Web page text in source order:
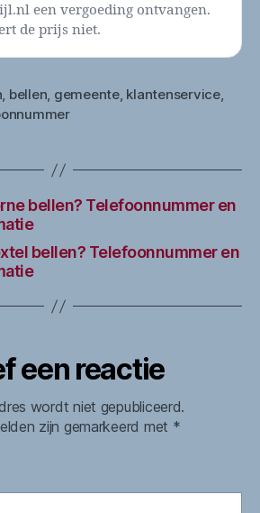
een vergoeding ontvangen.
de prijs niet.
, bellen, gemeente, klantenservice,
bellen? Telefoonnummer en
bellen? Telefoonnummer en
een reactie
wordt niet gepubliceerd.
zijn gemarkeerd met *